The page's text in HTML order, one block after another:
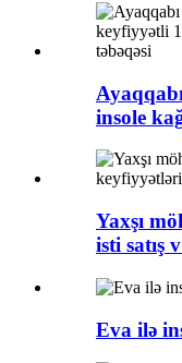
insole
Yaxşı
isti satış
Eva ilə